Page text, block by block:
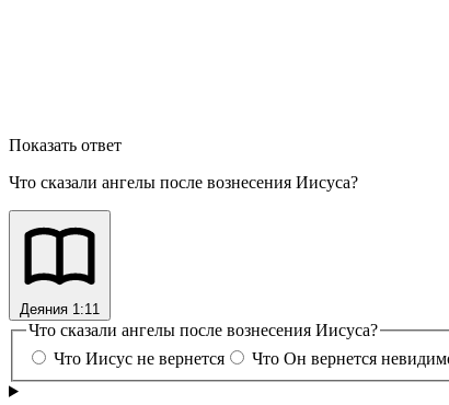
Показать ответ
Что сказали ангелы после вознесения Иисуса?
Деяния 1:11
Что сказали ангелы после вознесения Иисуса?
Что Иисус не вернется
Что Он вернется